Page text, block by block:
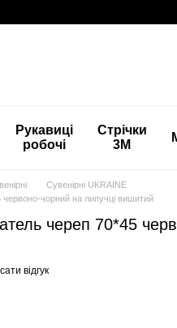
Рукавиці
робочі
Стрічки
3М
Сувенірні UKRAINE
чорний на липучці вишитий
череп 70*45
відгук